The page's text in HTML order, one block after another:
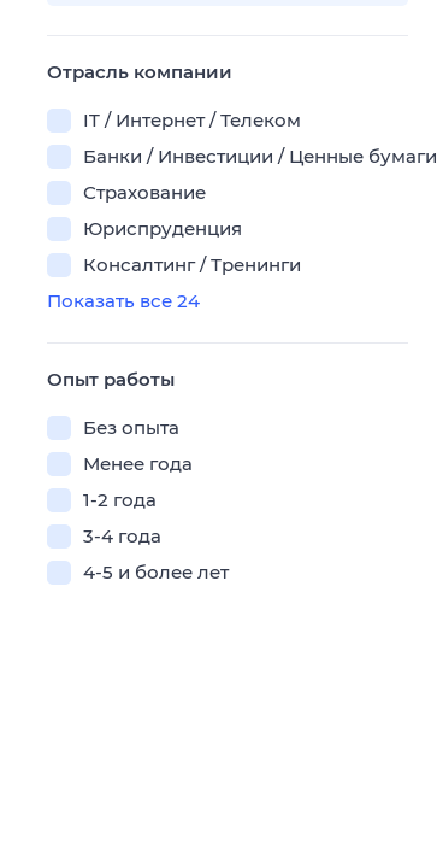
Отрасль компании
IT / Интернет / Телеком
Банки / Инвестиции / Ценные бумаги
Страхование
Юриспруденция
Консалтинг / Тренинги
Показать все 24
Опыт работы
Без опыта
Менее года
1-2 года
3-4 года
4-5 и более лет